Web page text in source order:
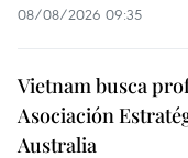
08/08/2026 09:35
Vietnam busca
Asociación
Australia